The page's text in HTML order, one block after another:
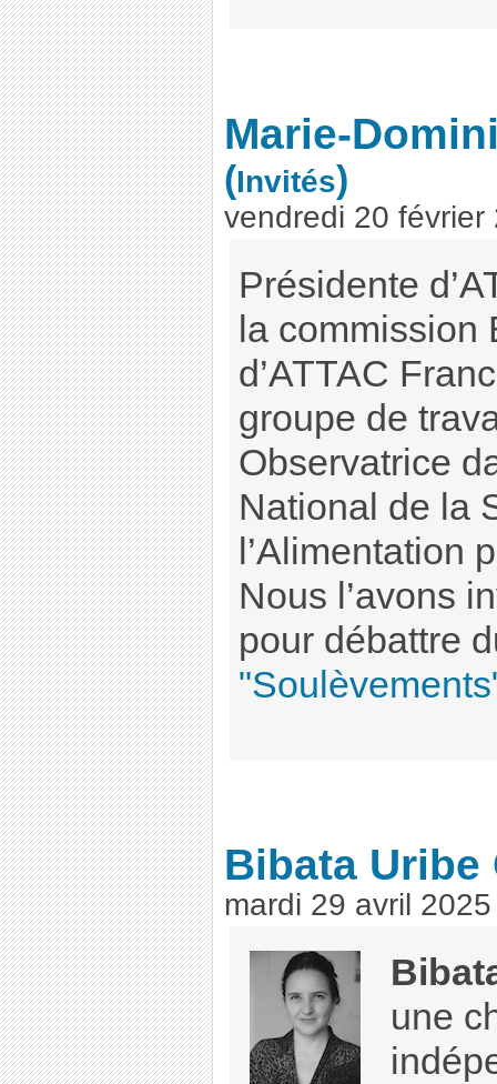
Marie-
(Invités)
vendredi 20 février
Présidente
la commission
d’ATTAC
groupe de
Observatrice
National de la
l’Alimentation
Nous l’avons
pour débattre
Bibata Uribe
mardi 29 avril 2025
une